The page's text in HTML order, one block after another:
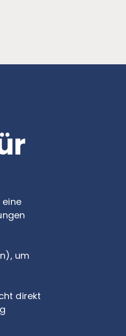
um
direkt